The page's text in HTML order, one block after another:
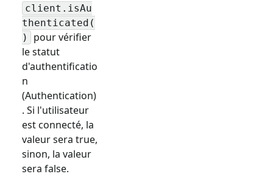
client.isAu
thenticated(
)
pour vérifier
le statut
d'authentificatio
n
(Authentication)
. Si l'utilisateur
est connecté, la
valeur sera true,
sinon, la valeur
sera false.